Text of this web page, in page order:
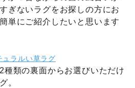
ぎないラグをお探しの方にお
単にご紹介したいと思います
ラルい草ラグ
種類の裏面からお選びいただけ
。